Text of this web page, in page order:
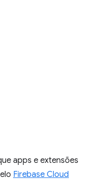
apps e extensões
Firebase Cloud